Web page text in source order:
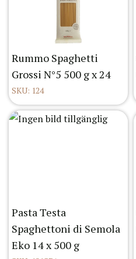
Rummo Spaghetti
Grossi N°5 500 g x 24
SKU: 124
Pasta Testa
Spaghettoni di Semola
Eko 14 x 500 g